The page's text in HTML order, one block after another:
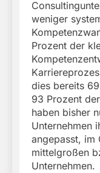
weniger
Prozent der
dies bereits
93 Prozent
haben bisher
Unternehmen
angepasst, im
mittelgroßen
Unternehmen.